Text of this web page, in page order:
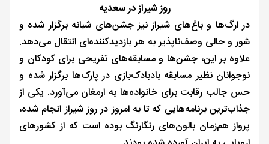
روز شیراز در سعدیه
در ارگ‌ها و باغ‌های شیراز نیز جشن‌های شبانه برگزار شده و
شور و حالی وصف‌ناپذیر به هر بازدیدکننده‌ای انتقال می‌دهد.
علاوه بر این، جشن‌ها و مسابقه‌های تفریحی برای کودکان و
نوجوانان نظیر مسابقه بادبادک‌بازی در پارک‌ها برگزار شده و
حس جالب رقابت برای خانواده‌ها به ارمغان می‌آورد. یکی از
جذاب‌ترین برنامه‌هایی که تا به امروز در روز شیراز انجام شده،
پرواز هم‌زمان بالون‌های رنگارنگ بوده است که از کشورهای